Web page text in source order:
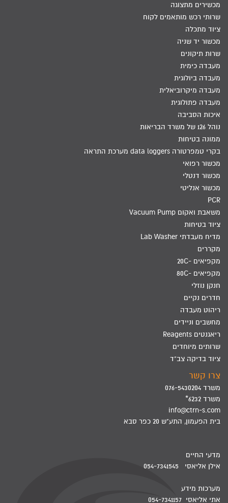
מכשירים מתצוגה
שרותי רכש מותאמים לקוח
ציוד מתכלה
מכשור יד שניה
שרות תיקונים
מעבדה כימית
מעבדה ביולוגית
מעבדה מיקרוביאלית
מעבדה פתולוגית
איכות הסביבה
נוהל 126 של משרד הבריאות
ממונה בטיחות
בקרי טמפרטורה data loggers מערכת התראה
מכשור רפואי
מכשור דנטלי
מכשור אנליטי
PCR
משאבת ואקום Vacuum Pump
ציוד בטיחות
מדיח מעבדתי Lab Washer
מקררים
מקפיאים -20C
מקפיאים -80C
חנקן נוזלי
חדרים נקיים
ריהוט מעבדה
מחשבים וניידים
ריאגנטים Reagents
שרותים מיוחדים
ציוד בדיקה צב"ד
צרו קשר
משרד 076-5430204
משרד 6232*
info@ctrn-s.com
בית הפעמון, התע"ש 20 כפר סבא
מדעי החיים
אילן אליאסי 054-7341545
מערכות מידע
אתי אליאסי 054-7341157